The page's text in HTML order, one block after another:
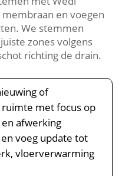
en voegen
We stemmen
zones volgens
richting de drain.
of
met focus op
afwerking
voeg update tot
vloerverwarming